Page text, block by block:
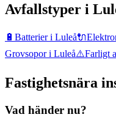
Avfallstyper i
🔋 Batterieri Luleå🔌
Grovsopori Luleå⚠️Farligt
Fastighetsnära
Vad händer nu?